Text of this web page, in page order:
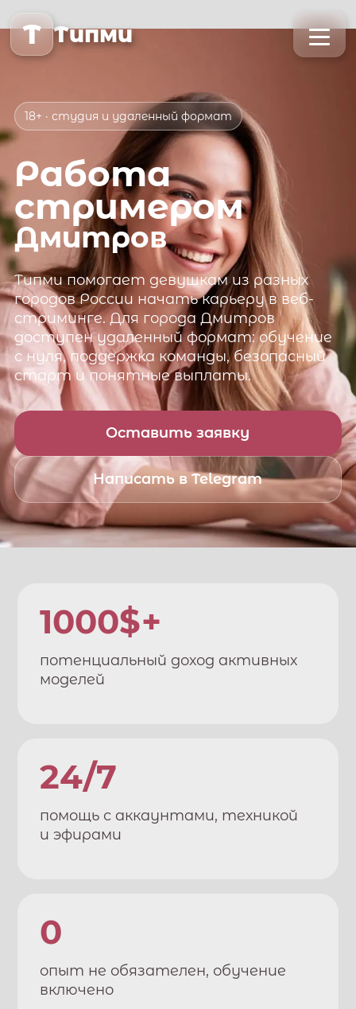
T Типми
18+ · студия и удаленный формат
Работа
стримером
Дмитров
Типмипомогает девушкам из разных
городов России начать карьеру в веб-
стриминге. Для города Дмитров
доступен удаленный формат: обучение
с нуля, поддержка команды, безопасный
старт и понятные выплаты.
Оставить заявку
Написать в Telegram
1000$+
потенциальный доход активных
моделей
24/7
помощь с аккаунтами, техникой
и эфирами
0
опыт не обязателен, обучение
включено